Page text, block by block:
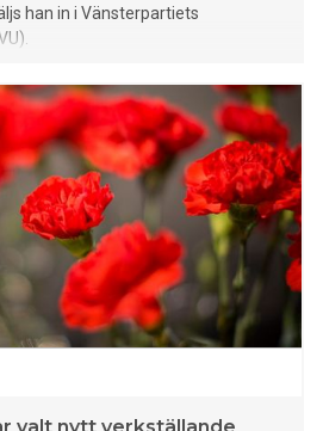
han in i Vänsterpartiets